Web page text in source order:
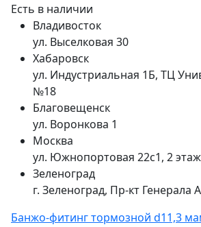
Есть в наличии
Владивосток
ул. Выселковая 30
Хабаровск
ул. Индустриальная 1Б, ТЦ
№18
Благовещенск
ул. Воронкова 1
Москва
ул. Южнопортовая 22с1, 2
Зеленоград
г. Зеленоград, Пр-кт Генерала
Банжо-фитинг тормозной d11,3